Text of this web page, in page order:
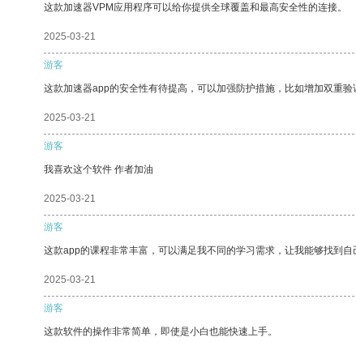
这款加速器VPM应用程序可以给你提供全球覆盖和最高安全性的连接。
2025-03-21
游客
这款加速器app的安全性有待提高，可以加强防护措施，比如增加双重验
2025-03-21
游客
我喜欢这个软件 作者加油
2025-03-21
游客
这款app的课程非常丰富，可以满足我不同的学习需求，让我能够找到自
2025-03-21
游客
这款软件的操作非常简单，即使是小白也能快速上手。